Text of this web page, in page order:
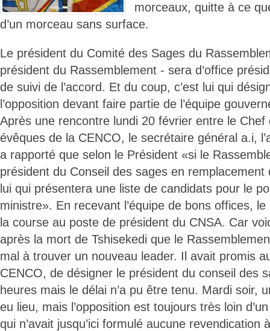
morceaux, quitte à ce
d’un morceau sans surface.
Le président du Comité des Sages du
président du Rassemblement - sera d’office
de suivi de l’accord. Et du coup, c’est lui qui
l’opposition devant faire partie de l’équipe
Après une rencontre lundi 20 février entre le Chef
évêques de la CENCO, le secrétaire général a.i,
a rapporté que selon le Président «si le
président du Conseil des sages en remplacement
lui qui présentera une liste de candidats pour le
ministre». En recevant l’équipe de bons offices,
la course au poste de président du CNSA. Car
après la mort de Tshisekedi que le
mal à trouver un nouveau leader. Il avait promis
CENCO, de désigner le président du conseil des
heures mais le délai n’a pu être tenu. Mardi soir,
eu lieu, mais l’opposition est toujours très loin
qui n’avait jusqu’ici formulé aucune revendication